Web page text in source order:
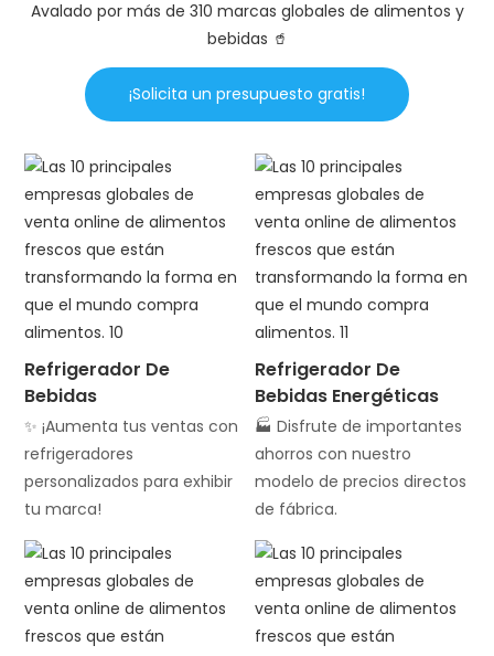
Avalado por más de 310 marcas globales de alimentos y
bebidas 🥤
¡Solicita un presupuesto gratis!
Refrigerador De
Bebidas
✨ ¡Aumenta tus ventas con
refrigeradores
personalizados para exhibir
tu marca!
Refrigerador De
Bebidas Energéticas
🏭 Disfrute de importantes
ahorros con nuestro
modelo de precios directos
de fábrica.